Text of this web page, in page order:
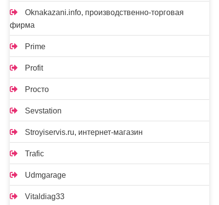
Oknakazani.info, производственно-торговая
фирма
Prime
Profit
Proсто
Sevstation
Stroyiservis.ru, интернет-магазин
Trafic
Udmgarage
Vitaldiag33